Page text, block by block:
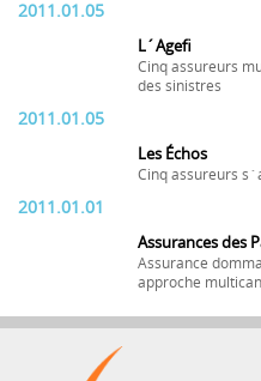
2011.01.05
L´Agefi
Cinq assureurs
des sinistres
2011.01.05
Les Échos
Cinq assureurs
2011.01.01
Assurances des
Assurance
approche